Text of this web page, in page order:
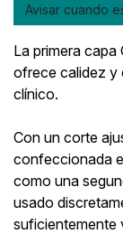
Avisar cuando
La primera
ofrece calidez y
clínico.
Con un corte
confeccionada
como una
usado
suficientemente